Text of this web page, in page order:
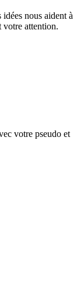
nous aident à
votre attention.
votre pseudo et